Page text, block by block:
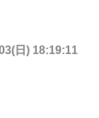
日) 18:19:11